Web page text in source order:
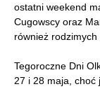
ostatni weekend
Cugowscy oraz
również rodzimych
Tegoroczne Dni
27 i 28 maja, choć